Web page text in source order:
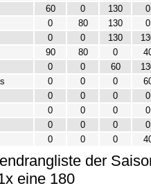
60 0 130
0
0 80 130
0
0 0 130
90 80 0
0 0 60
0 0 0
0 0 0
0
0 0 0
0
0 0 0
0
0 0 0
der
eine 180